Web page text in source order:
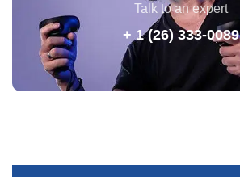
Talk to an expert
+ 1 (26) 333-0089